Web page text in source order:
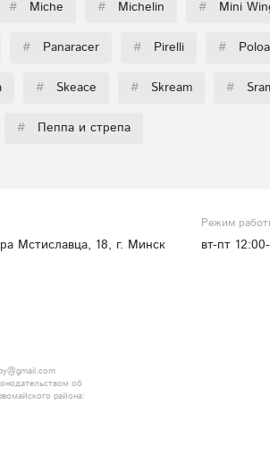
# Miche # Michelin # Mini
# Panaracer # Pirelli #
# Skeace # Skream #
# Пеппа и стрепа
Мстиславца, 18, г. Минск
Режим
вт-пт
об
района: